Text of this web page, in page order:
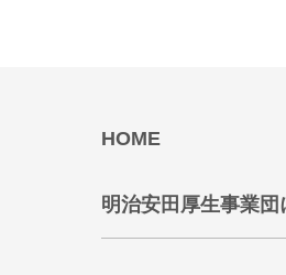
HOME
明治安田厚生事業団